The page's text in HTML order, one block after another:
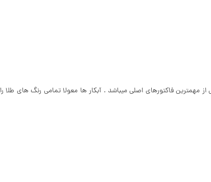
یکی از مهمترین فاکتورهای اصلی میباشد . آبکار ها معولا تمامی رنگ های طلا را